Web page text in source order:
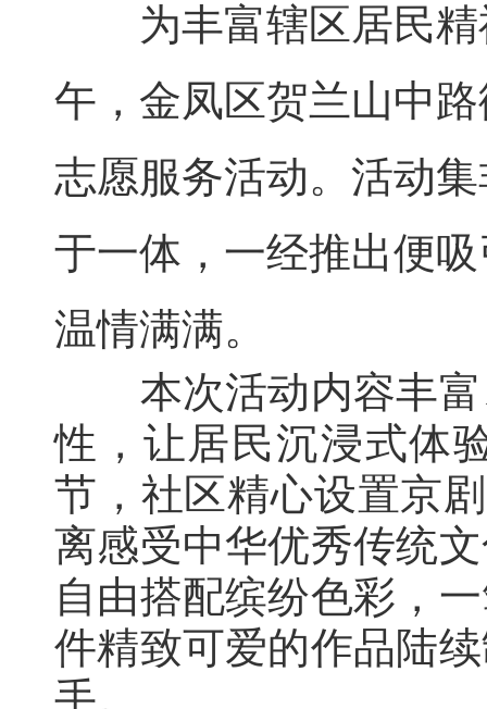
为丰富辖区居民精
午，金凤区贺兰山中
志愿服务活动。活动
于一体，一经推出便
温情满满。
本次活动内容丰富
性，让居民沉浸式体
节，社区精心设置京
离感受中华优秀传统
自由搭配缤纷色彩，
件精致可爱的作品陆
手。